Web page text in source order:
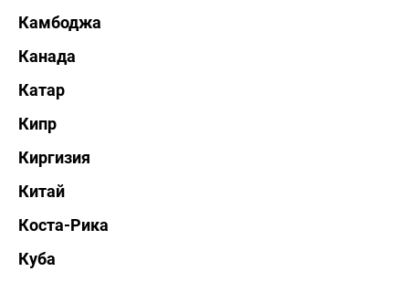
Камбоджа
Канада
Катар
Кипр
Киргизия
Китай
Коста-Рика
Куба